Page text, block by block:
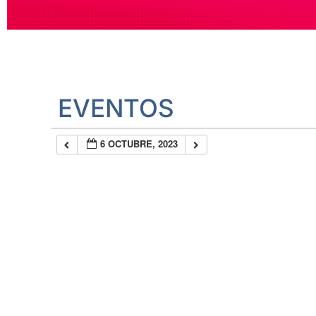
EVENTOS
6 OCTUBRE, 2023